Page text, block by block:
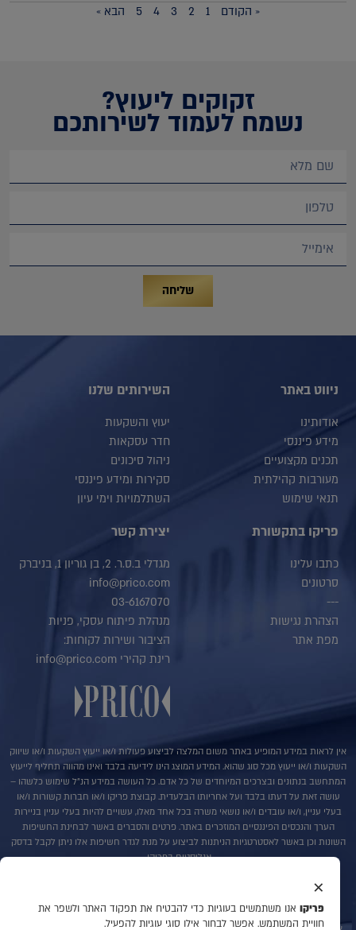
« הקודם 1
2
3
4
5 הבא »
זקוקים ליעוץ?
נשמח לעמוד לשירותכם
שליחה
ניווט באתר
אודותינו
מידע פיננסי
תכנים מקצועיים
מעורבות קהילתית
תנאי שימוש
השירותים שלנו
יעוץ והשקעות
חדר עסקאות
ניהול סיכונים
סקירות ומידע פיננסי
השתלמויות וימי עיון
פריקו בתקשורת
כתבו עלינו
סרטונים
---
הצהרת נגישות
מפת אתר
יצירת קשר
מגדלי ב.ס.ר. 2, בן גוריון 1, בניברק
info@prico.com
03-6167070
מנהלת פיתוח עסקי, פניות
הציבור ושירות לקוחות:
רינת קהירי info@prico.com
אין לראות במידע המופיע באתר משום המלצה לביצוע פעולות ו/או ייעוץ השקעות ו/או שיווק
השקעות ו/או ייעוץ מכל סוג שהוא. המידע המוצג הינו לידיעה בלבד ואינו מהווה תחליף לייעוץ
המתחשב בנתונים ובצרכים המיוחדים של כל אדם. כל העושה במידע הנ"ל שימוש כלשהו –
עושה זאת על דעתו בלבד ועל אחריותו הבלעדית. קבוצת פריקו ו/או חברות קשורות ו/או
בעלי עניין, ו/או עובדים ו/או נושאי משרה בכל אחד מאלו, עשויים להיות בעלי עניין בניירות
הערך והנכסים הפיננסיים המוזכרים באתר. פרטים והסברים באשר לבחינת החשיפות
השונות וכן באשר לאסטרטגיות הניתנות לביצוע על מנת לגדר חשיפות אלו ניתן לקבל בדסק
אנליסטים בפריקו.
בדבר פרטים נוספים באמור לעייל ניתן לפנות למשרדינו בטלפון : 036167070
http://www.prico.com
×
פריקו אנו משתמשים בעוגיות כדי להבטיח את תפקוד האתר ולשפר את
חוויית המשתמש. אפשר לבחור אילו סוגי עוגיות להפעיל.